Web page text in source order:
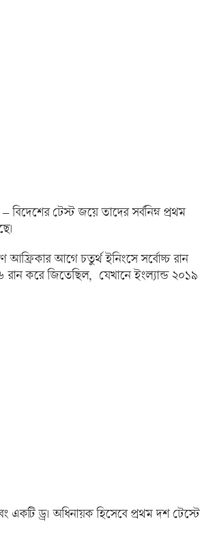
টেস্ট জয়ে তাদের সর্বনিম্ন প্রথম
আফ্রিকার আগে চতুর্থ ইনিংসে সর্বোচ্চ রান
করে জিতেছিল, যেখানে ইংল্যান্ড ২০১৯
একটি ড্র। অধিনায়ক হিসেবে প্রথম দশ টেস্টে